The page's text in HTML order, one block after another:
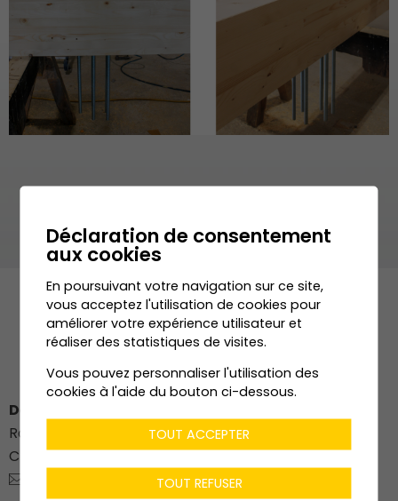
Dénériaz Construction Bois SA
Route du Stade 76
CH-
1912Leytron
charpente@deneriaz.com
Déclaration de consentement
aux cookies
En poursuivant votre navigation sur ce site,
vous acceptez l'utilisation de cookies pour
améliorer votre expérience utilisateur et
réaliser des statistiques de visites.
Vous pouvez personnaliser l'utilisation des
cookies à l'aide du bouton ci-dessous.
TOUT ACCEPTER
TOUT REFUSER